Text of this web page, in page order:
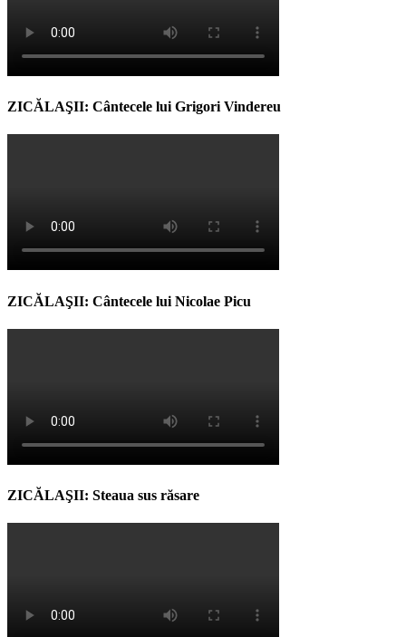
ZICĂLAŞII: Cântecele lui Grigori Vindereu
ZICĂLAŞII: Cântecele lui Nicolae Picu
ZICĂLAŞII: Steaua sus răsare